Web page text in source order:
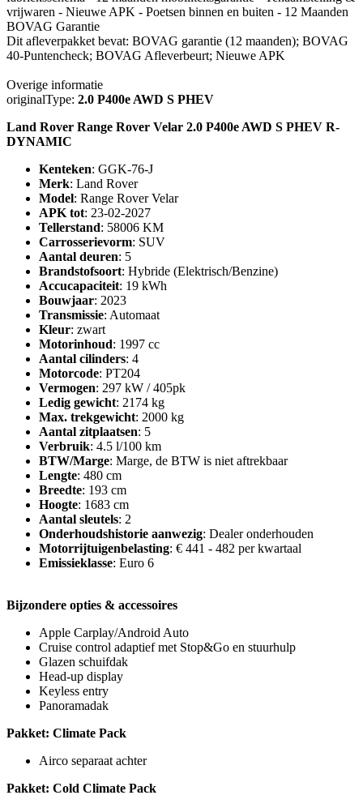
vrijwaren - Nieuwe APK - Poetsen binnen en buiten - 12 Maanden
BOVAG Garantie
Dit afleverpakket bevat: BOVAG garantie (12 maanden); BOVAG
40-Puntencheck; BOVAG Afleverbeurt; Nieuwe APK
Overige informatie
originalType: 2.0 P400e AWD S PHEV
Land Rover Range Rover Velar 2.0 P400e AWD S PHEV R-
DYNAMIC
Kenteken: GGK-76-J
Merk: Land Rover
Model: Range Rover Velar
APK tot: 23-02-2027
Tellerstand: 58006 KM
Carrosserievorm: SUV
Aantal deuren: 5
Brandstofsoort: Hybride (Elektrisch/Benzine)
Accucapaciteit: 19 kWh
Bouwjaar: 2023
Transmissie: Automaat
Kleur: zwart
Motorinhoud: 1997 cc
Aantal cilinders: 4
Motorcode: PT204
Vermogen: 297 kW / 405pk
Ledig gewicht: 2174 kg
Max. trekgewicht: 2000 kg
Aantal zitplaatsen: 5
Verbruik: 4.5 l/100 km
BTW/Marge: Marge, de BTW is niet aftrekbaar
Lengte: 480 cm
Breedte: 193 cm
Hoogte: 1683 cm
Aantal sleutels: 2
Onderhoudshistorie aanwezig: Dealer onderhouden
Motorrijtuigenbelasting: € 441 - 482 per kwartaal
Emissieklasse: Euro 6
Bijzondere opties & accessoires
Apple Carplay/Android Auto
Cruise control adaptief met Stop&Go en stuurhulp
Glazen schuifdak
Head-up display
Keyless entry
Panoramadak
Pakket: Climate Pack
Airco separaat achter
Pakket: Cold Climate Pack